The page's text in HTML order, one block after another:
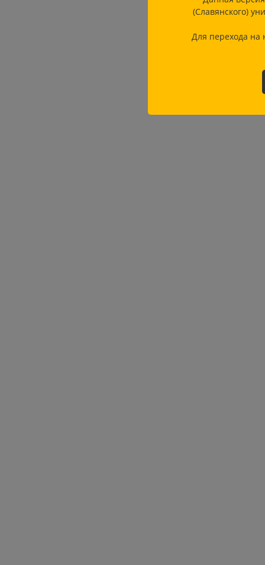
(Славянского)
Для перехода на